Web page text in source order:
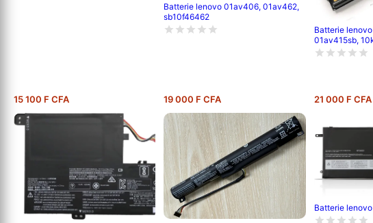
15 100 F CFA
Batterie lenovo 01av406, 01av462,
sb10f46462
19 000 F CFA
Batterie
01av415sb,
21 000 F CFA
Batterie